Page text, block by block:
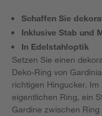
Schaffen Sie
Inklusive Stab und
In Edelstahloptik
Setzen Sie einen
Deko-Ring von
richtigen Hingucker.
eigentlichen Ring, ein
Gardine zwischen